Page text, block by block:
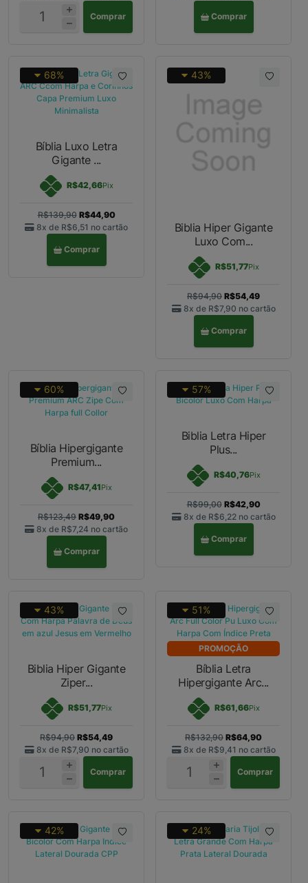
Comprar Comprar
68%
Bíblia Luxo Letra
Gigante ...
R$42,66Pix
R$139,90 R$44,90
8x de R$6,51 no cartão
Comprar
43%
Biblia Hiper Gigante
Luxo Com...
R$51,77Pix
R$94,90 R$54,49
8x de R$7,90 no cartão
Comprar
60%
Bíblia Hipergigante
Premium...
R$47,41Pix
R$123,49 R$49,90
8x de R$7,24 no cartão
Comprar
57%
Biblia Letra Hiper
Plus...
R$40,76Pix
R$99,00 R$42,90
8x de R$6,22 no cartão
Comprar
43%
Biblia Hiper Gigante
Ziper...
R$51,77Pix
R$94,90 R$54,49
8x de R$7,90 no cartão
Comprar
PROMOÇÃO
51%
Bíblia Letra
Hipergigante Arc...
R$61,66Pix
R$132,90 R$64,90
8x de R$9,41 no cartão
Comprar
42% 24%